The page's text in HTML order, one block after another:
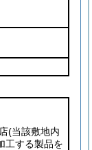
(当該敷地内
工する製品を